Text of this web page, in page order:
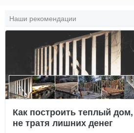
Наши рекомендации
Как построить теплый дом,
не тратя лишних денег